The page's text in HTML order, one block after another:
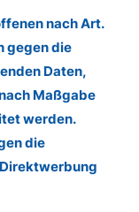
nach Art.
gegen die
Daten,
Maßgabe
werden.
die